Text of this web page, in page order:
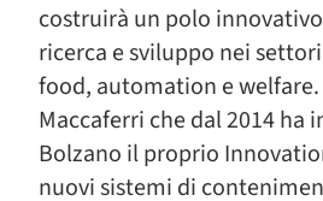
costruirà un polo
ricerca e sviluppo nei
food, automation e welfare.
Maccaferri che dal 2014 ha
Bolzano il proprio
nuovi sistemi di